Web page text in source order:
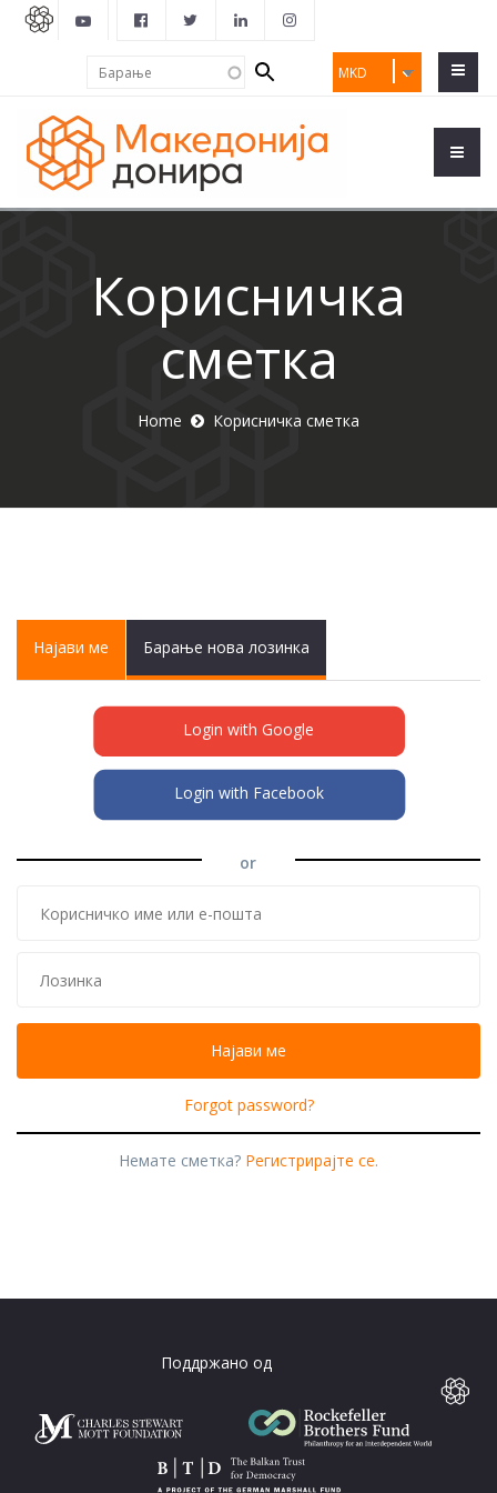
MKD
Search
form
Корисничка
сметка
Home Корисничка сметка
Primary tabs
Најави ме (activeБарање нова лозинка
Login with Google
Login with Facebook
or
Forgot password?
Немате сметка? Регистрирајте се.
Поддржано од